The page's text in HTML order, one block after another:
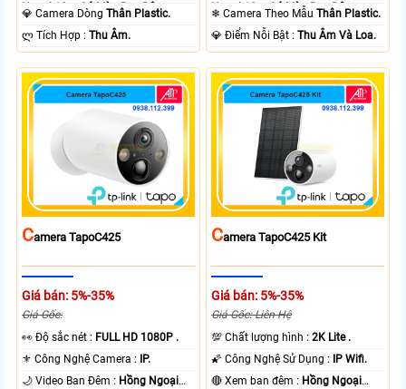
Ngoại 10m Có Màu Ban Ðêm.
💎 Camera DòngThân Plastic.
️ლ Tích Hợp :Thu Âm.
Ngoại 10m Có Màu Ban Ðêm.
❄ Camera Theo MẫuThân Plastic.
️💎 Điểm Nỗi Bật :Thu Âm Và Loa.
CAmera TapoC425
Giá bán: 5%-35%
Giá Gốc:
️👀 Độ sắc nét : FULL HD 1080P .
⚜️ Công Nghệ Camera :
IP.
🌙 Video Ban Đêm : Hồng Ngoại
CAmera TapoC425 Kit
Giá bán: 5%-35%
Giá Gốc: Liên Hệ
💯 Chất lượng hình :2K Lite .
🌠 Công Nghệ Sử Dụng :
IP Wifi.
🔴 Xem ban đêm : Hồng Ngoại